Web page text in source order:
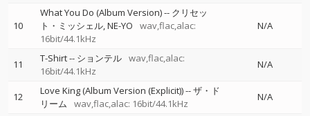
10
What You Do (Album Version)-- クリセッ
ト・ミッシェル NE-YO
wav,flac,alac:
16bit/44.1kHz
N/A
11 T-Shirt-- ションテル wav,flac,alac:
16bit/44.1kHz
N/A
12 Love King (Album Version (Explicit))--ザ・ド
リーム
wav,flac,alac: 16bit/44.1kHz
N/A